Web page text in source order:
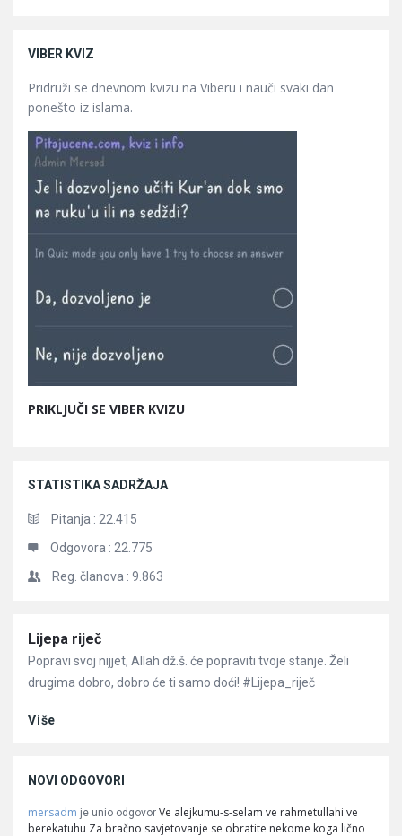
VIBER KVIZ
Pridruži se dnevnom kvizu na Viberu i nauči svaki dan
ponešto iz islama.
PRIKLJUČI SE VIBER KVIZU
STATISTIKA SADRŽAJA
Pitanja : 22.415
Odgovora : 22.775
Reg. članova : 9.863
Članci
Lijepa riječ
Popravi svoj nijjet, Allah dž.š. će popraviti tvoje stanje. Želi
drugima dobro, dobro će ti samo doći! #Lijepa_riječ
Više
NOVI ODGOVORI
mersadm je unio odgovor Ve alejkumu-s-selam ve rahmetullahi ve
berekatuhu Za bračno savjetovanje se obratite nekome koga lično